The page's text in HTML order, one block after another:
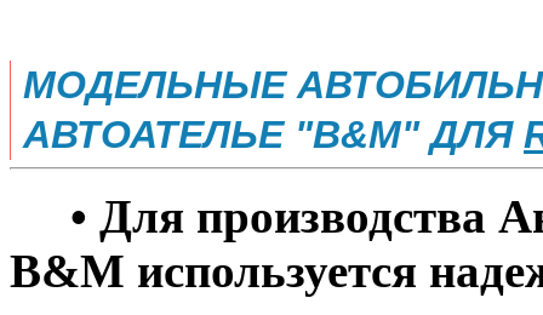
МОДЕЛЬНЫЕ
АВТОАТЕЛЬЕ "B&M" ДЛЯ
• Для производства
B&M используется